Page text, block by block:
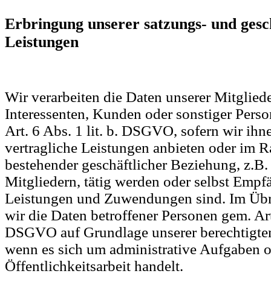
Erbringung unserer satzungs- und
Leistungen
Wir verarbeiten die Daten unserer
Interessenten, Kunden oder sonstiger
Art. 6 Abs. 1 lit. b. DSGVO, sofern wir
vertragliche Leistungen anbieten oder im
bestehender geschäftlicher Beziehung,
Mitgliedern, tätig werden oder selbst
Leistungen und Zuwendungen sind. Im
wir die Daten betroffener Personen gem.
DSGVO auf Grundlage unserer
wenn es sich um administrative Aufgaben
Öffentlichkeitsarbeit handelt.